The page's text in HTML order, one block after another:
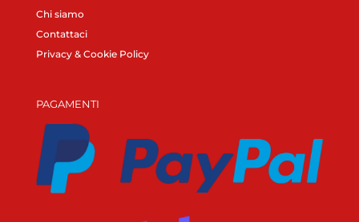
Chi siamo
Contattaci
Privacy & Cookie Policy
PAGAMENTI